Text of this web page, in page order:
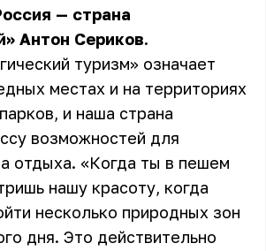
— страна
Антон Сериков.
туризм» означает
местах и на территориях
и наша страна
возможностей для
отдыха. «Когда ты в пешем
нашу красоту, когда
несколько природных зон
дня. Это действительно